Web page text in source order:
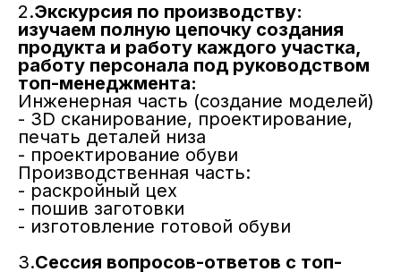
2.Экскурсия по производству:
изучаем полную цепочку создания
продукта и работу каждого участка,
работу персонала под руководством
топ-менеджмента:
Инженерная часть (создание моделей)
- 3D сканирование, проектирование,
печать деталей низа
- проектирование обуви
Производственная часть:
- раскройный цех
- пошив заготовки
- изготовление готовой обуви
3.Сессия вопросов-ответов с топ-